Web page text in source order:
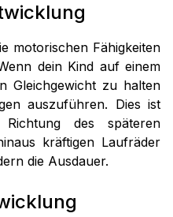
motorischen Fähigkeiten
dein Kind auf einem
Gleichgewicht zu halten
auszuführen. Dies ist
des späteren
kräftigen Laufräder
die Ausdauer.